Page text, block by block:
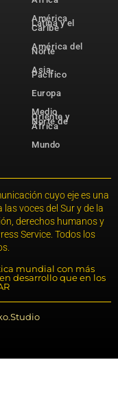
América
Latina y el
Caribe
América del
Norte
Asia-
Pacífico
Europa
Medio
Oriente y
Norte de
África
Mundo
cuyo eje es una
voces del Sur y de la
derechos humanos y
Service. Todos los
mundial con más
desarrollo que en los